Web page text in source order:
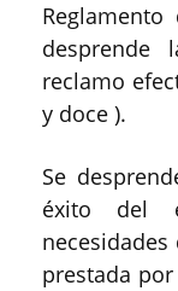
desprende
reclamo
y doce ).
Se
éxito del
prestada